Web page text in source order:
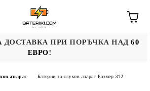
ДОСТАВКА ПРИ ПОРЪЧКА НАД60
ЕВРО!
апарат Батерии за слухов апарат Размер 312